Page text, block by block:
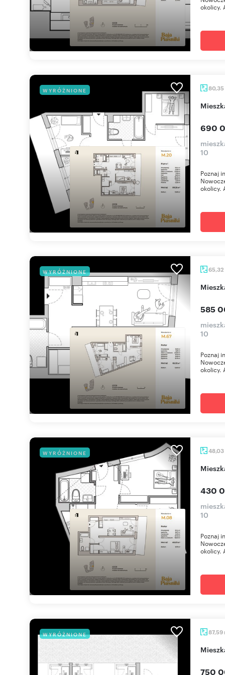
okolicy.
WYRÓŻNIONE 80,35
690
10
Poznaj
okolicy.
WYRÓŻNIONE 65,32
585
10
Poznaj
okolicy.
WYRÓŻNIONE 48,03
430
10
Poznaj
okolicy.
WYRÓŻNIONE 87,59
750